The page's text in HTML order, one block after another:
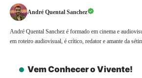
André Quental Sanchez
André Quental Sanchez é formado em cinema e
em roteiro audiovisual, é crítico, redator e amante da
Vem Conhecer o Vivente!